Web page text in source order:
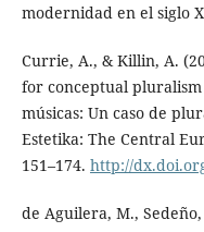
modernidad en el siglo
Currie, A., & Killin, A.
for conceptual pluralism
músicas: Un caso de
Estetika: The Central
151–174. http://
de Aguilera, M., Sedeño,